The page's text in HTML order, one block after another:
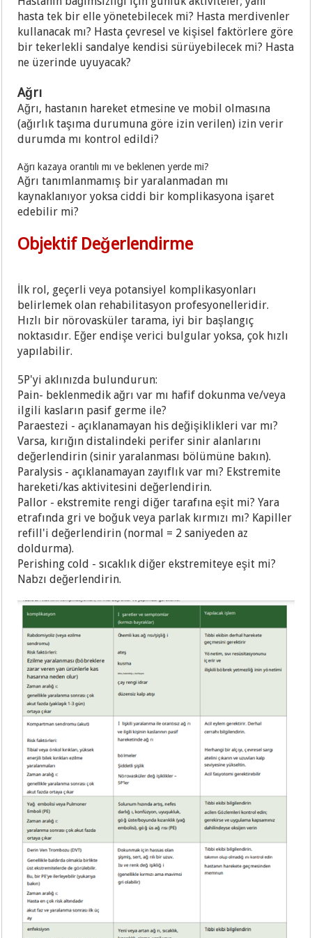
hasta tek bir elle yönetebilecek mi? Hasta merdivenler
kullanacak mı? Hasta çevresel ve kişisel faktörlere göre
bir tekerlekli sandalye kendisi sürüyebilecek mi? Hasta
ne üzerinde uyuyacak?
Ağrı
Ağrı, hastanın hareket etmesine ve mobil olmasına
(ağırlık taşıma durumuna göre izin verilen) izin verir
durumda mı kontrol edildi?
Ağrı kazaya orantılı mı ve beklenen yerde mi?
Ağrı tanımlanmamış bir yaralanmadan mı
kaynaklanıyor yoksa ciddi bir komplikasyona işaret
edebilir mi?
Objektif Değerlendirme
İlk rol, geçerli veya potansiyel komplikasyonları
belirlemek olan rehabilitasyon profesyonelleridir.
Hızlı bir nörovasküler tarama, iyi bir başlangıç
noktasıdır. Eğer endişe verici bulgular yoksa, çok hızlı
yapılabilir.
5P'yi aklınızda bulundurun:
Pain- beklenmedik ağrı var mı hafif dokunma ve/veya
ilgili kasların pasif germe ile?
Paraestezi - açıklanamayan his değişiklikleri var mı?
Varsa, kırığın distalindeki perifer sinir alanlarını
değerlendirin (sinir yaralanması bölümüne bakın).
Paralysis - açıklanamayan zayıflık var mı? Ekstremite
hareketi/kas aktivitesini değerlendirin.
Pallor - ekstremite rengi diğer tarafına eşit mi? Yara
etrafında gri ve boğuk veya parlak kırmızı mı? Kapiller
refill'i değerlendirin (normal = 2 saniyeden az
doldurma).
Perishing cold - sıcaklık diğer ekstremiteye eşit mi?
Nabzı değerlendirin.